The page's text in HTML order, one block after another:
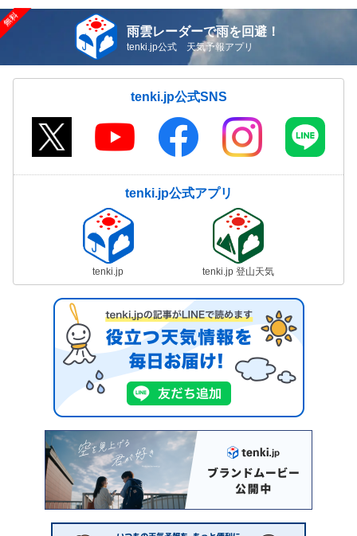
雨雲レーダーで雨を回避！
tenki.jp公式 天気予報アプリ
tenki.jp公式SNS
tenki.jp公式アプリ
tenki.jp tenki.jp 登山天気